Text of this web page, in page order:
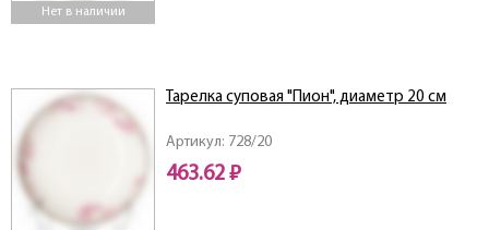
Нет в наличии
Артикул: 728/20
Тарелка суповая "Пион", диаметр 20 см
463.62 ₽